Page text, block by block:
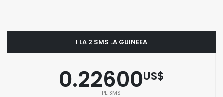
1 LA 2 SMS LA GUINEEA
0.22600US$
PE SMS